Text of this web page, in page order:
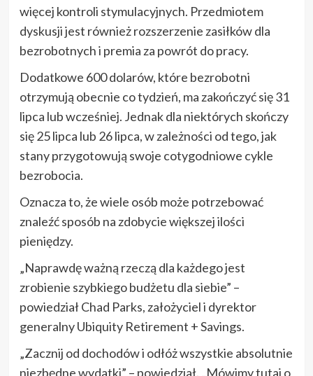
więcej kontroli stymulacyjnych. Przedmiotem
dyskusji jest również rozszerzenie zasiłków dla
bezrobotnych i premia za powrót do pracy.
Dodatkowe 600 dolarów, które bezrobotni
otrzymują obecnie co tydzień, ma zakończyć się 31
lipca lub wcześniej. Jednak dla niektórych skończy
się 25 lipca lub 26 lipca, w zależności od tego, jak
stany przygotowują swoje cotygodniowe cykle
bezrobocia.
Oznacza to, że wiele osób może potrzebować
znaleźć sposób na zdobycie większej ilości
pieniędzy.
„Naprawdę ważną rzeczą dla każdego jest
zrobienie szybkiego budżetu dla siebie” –
powiedział Chad Parks, założyciel i dyrektor
generalny Ubiquity Retirement + Savings.
„Zacznij od dochodów i odłóż wszystkie absolutnie
niezbędne wydatki” – powiedział. „Mówimy tutaj o